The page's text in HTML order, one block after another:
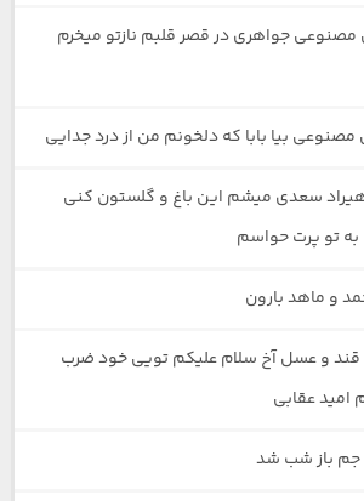
جواهری در قصر قلبم نازتو میخرم
بیا بابا که دلخونم من از درد جدایی
سعدی میشم این باغ و گلستون کنی
به تو پرت حواسم
و ماهد بارون
قند و عسل آخ سلام علیکم تویی خود ضرب
امید عقابی
جم باز شب شد